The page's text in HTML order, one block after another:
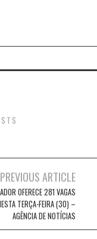
PREVIOUS ARTICLE
OFERECE 281 VAGAS
TERÇA-FEIRA (30) –
AGÊNCIA DE NOTÍCIAS